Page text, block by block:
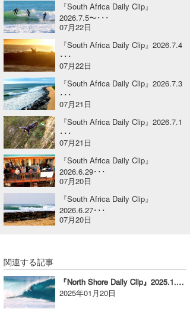
『South Africa Daily Clip』
2026.7.5〜･･･
07月22日
『South Africa Daily Clip』2026.7.4
･･･
07月22日
『South Africa Daily Clip』2026.7.3
･･･
07月21日
『South Africa Daily Clip』2026.7.1
･･･
07月21日
『South Africa Daily Clip』
2026.6.29･･･
07月20日
『South Africa Daily Clip』
2026.6.27･･･
07月20日
関連する記事
『North Shore Daily Clip』2025.1.18 @ PIPELINE
2025年01月20日
大野”MAR”修聖
喜納海人
H
KID
KOBU
KY
MIN
mitz
OYZ
S.K
Soulman
waka☆=
YUKI☆
たっちー